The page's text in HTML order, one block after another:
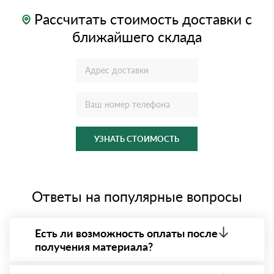
Рассчитать стоимость доставки с
ближайшего склада
УЗНАТЬ СТОИМОСТЬ
Ответы на популярные вопросы
Есть ли возможность оплаты после
получения материала?